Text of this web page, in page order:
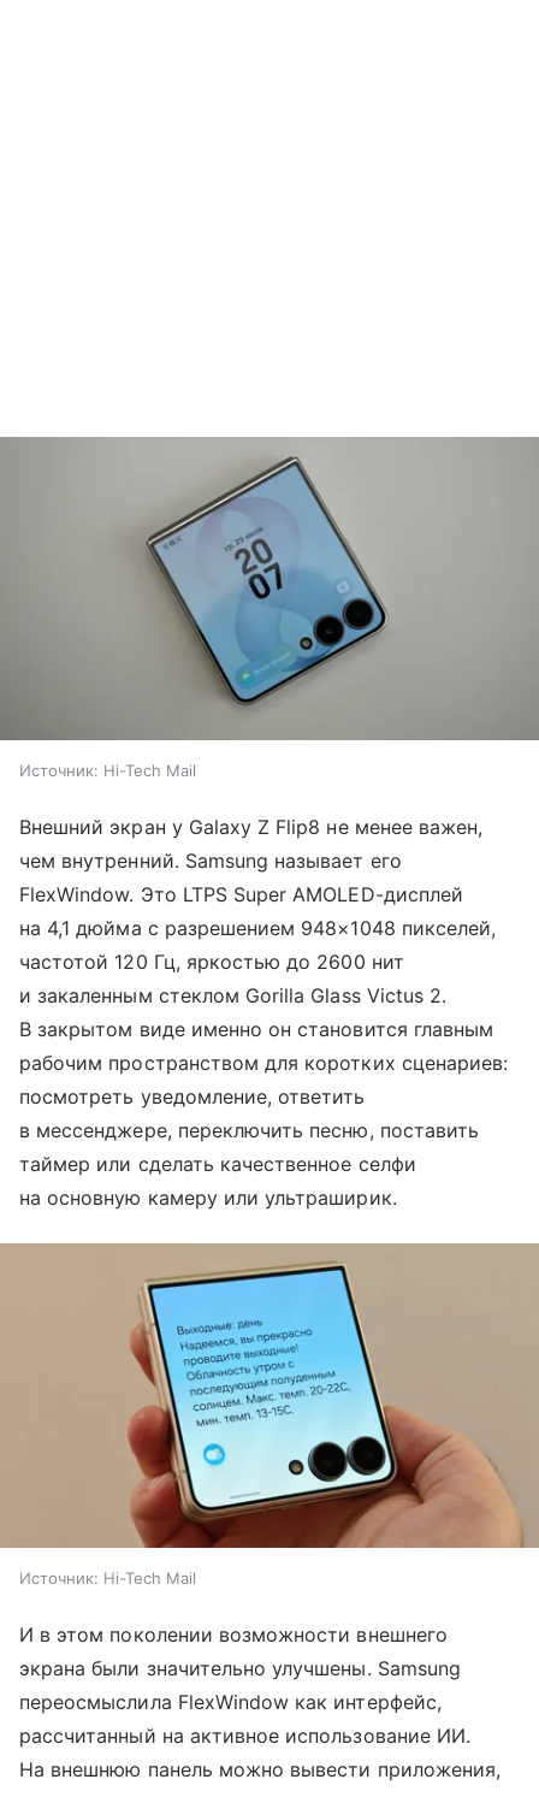
Источник: Hi-Tech Mail
Внешний экран у Galaxy Z Flip8 не менее важен,
чем внутренний. Samsung называет его
FlexWindow. Это LTPS Super AMOLED-дисплей
на 4,1 дюйма с разрешением 948×1048 пикселей,
частотой 120 Гц, яркостью до 2600 нит
и закаленным стеклом Gorilla Glass Victus 2.
В закрытом виде именно он становится главным
рабочим пространством для коротких сценариев:
посмотреть уведомление, ответить
в мессенджере, переключить песню, поставить
таймер или сделать качественное селфи
на основную камеру или ультраширик.
Источник: Hi-Tech Mail
И в этом поколении возможности внешнего
экрана были значительно улучшены. Samsung
переосмыслила FlexWindow как интерфейс,
рассчитанный на активное использование ИИ.
На внешнюю панель можно вывести приложения,